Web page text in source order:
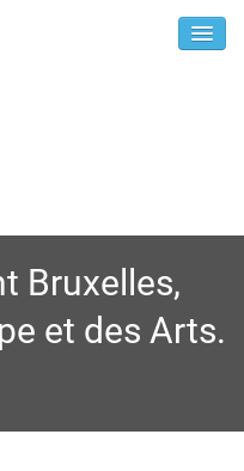
Bruxelles,
et des Arts.